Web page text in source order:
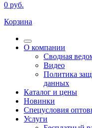
0 руб.
Корзина
О компании
Сводная
Видео
Политика
данных
Каталог и цены
Новинки
Спецусловия
Услуги